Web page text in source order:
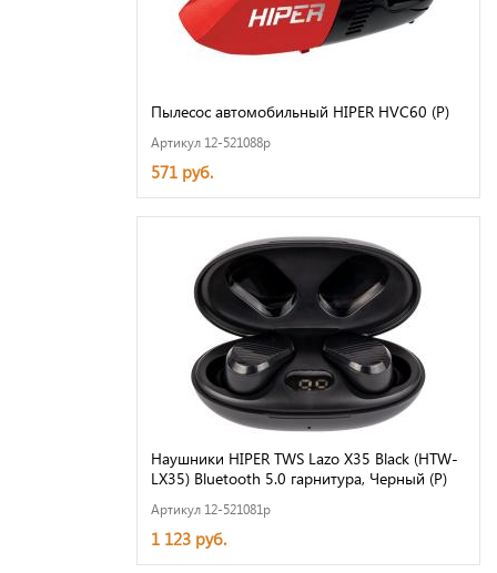
Пылесос автомобильный HIPER HVC60 (Р)
Артикул 12-521088p
571 руб.
Наушники HIPER TWS Lazo X35 Black (HTW-
LX35) Bluetooth 5.0 гарнитура, Черный (Р)
Артикул 12-521081p
1 123 руб.